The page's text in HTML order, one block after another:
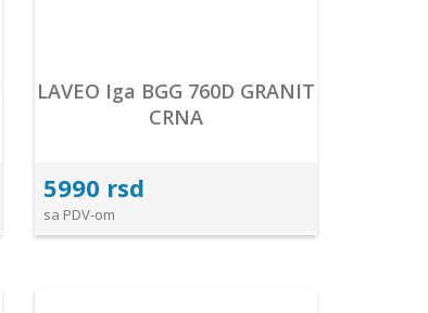
LAVEO Iga BGG 760D GRANIT
CRNA
5990 rsd
sa PDV-om